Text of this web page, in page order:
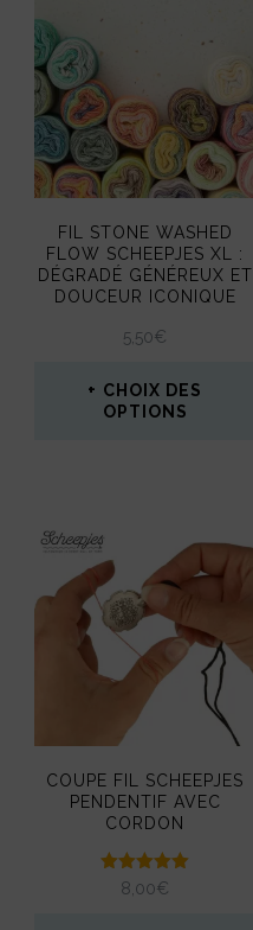
FIL STONE WASHED
FLOW SCHEEPJES XL :
DÉGRADÉ GÉNÉREUX ET
DOUCEUR ICONIQUE
5,50€
CHOIX DES
OPTIONS
plusieurs
variations.
Les
options
peuvent
être
choisies
sur
la
COUPE FIL SCHEEPJES
PENDENTIF AVEC
CORDON
Note
8,00€